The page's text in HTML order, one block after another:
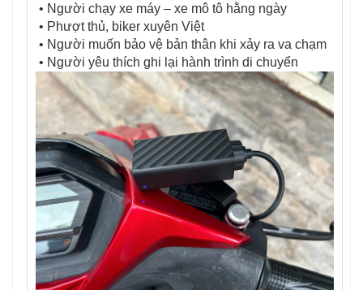
• Người chạy xe máy – xe mô tô hằng ngày
• Phượt thủ, biker xuyên Việt
• Người muốn bảo vệ bản thân khi xảy ra va chạm
• Người yêu thích ghi lại hành trình di chuyển